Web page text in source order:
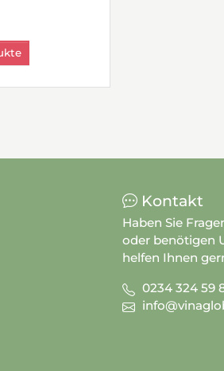
Kontakt
Haben Sie
oder benötigen
helfen Ihnen
0234 324 59